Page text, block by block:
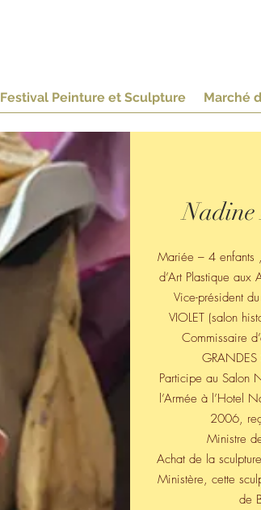
Festival Peinture et Sculpture Marché
en cours de construction
Mariée – 4 enfants
d’Art Plastique
Vice-président
VIOLET (salon
Commissaire
GRANDES
Participe au Salon
l’Armée à l’Hotel
2006,
Ministre
Achat de la
Ministère, cette
de